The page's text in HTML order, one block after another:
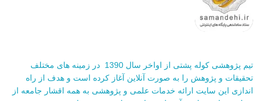
تیم پژوهشی کوله پشتی از اواخر سال 1390 در زمینه های مختلف
تحقیقات و پژوهش را به صورت آنلاین آغاز کرده است و هدف از راه
اندازی این سایت ارائه خدمات علمی و پژوهشی به همه اقشار جامعه از